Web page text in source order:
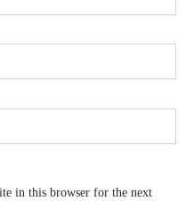
in this browser for the next